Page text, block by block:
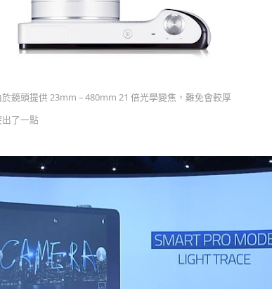
鏡頭提供 23mm – 480mm 21 倍光學變焦，難免會較厚
出了一點